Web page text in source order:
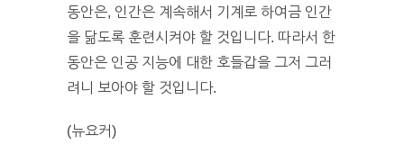
동안은, 인간은 계속해서 기계로 하여금 인간
을 닮도록 훈련시켜야 할 것입니다. 따라서 한
동안은 인공 지능에 대한 호들갑을 그저 그러
려니 보아야 할 것입니다.
(뉴요커)